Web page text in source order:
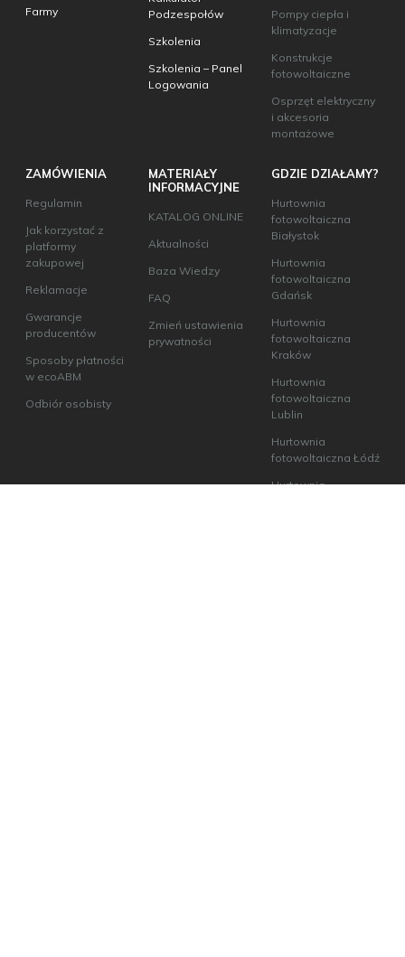
Farmy
Podzespołów
Szkolenia
Szkolenia – Panel
Logowania
Pompy ciepła i
klimatyzacje
Konstrukcje
fotowoltaiczne
Osprzęt elektryczny
i akcesoria
montażowe
ZAMÓWIENIA
Regulamin
Jak korzystać z
platformy
zakupowej
Reklamacje
Gwarancje
producentów
Sposoby płatności
w ecoABM
Odbiór osobisty
MATERIAŁY
INFORMACYJNE
KATALOG ONLINE
Aktualności
Baza Wiedzy
FAQ
Zmień ustawienia
prywatności
GDZIE DZIAŁAMY?
Hurtownia
fotowoltaiczna
Białystok
Hurtownia
fotowoltaiczna
Gdańsk
Hurtownia
fotowoltaiczna
Kraków
Hurtownia
fotowoltaiczna
Lublin
Hurtownia
fotowoltaiczna Łódź
Hurtownia